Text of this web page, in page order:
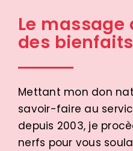
Le massage
des
Mettant mon don
savoir-faire au
depuis 2003, je
nerfs pour vous